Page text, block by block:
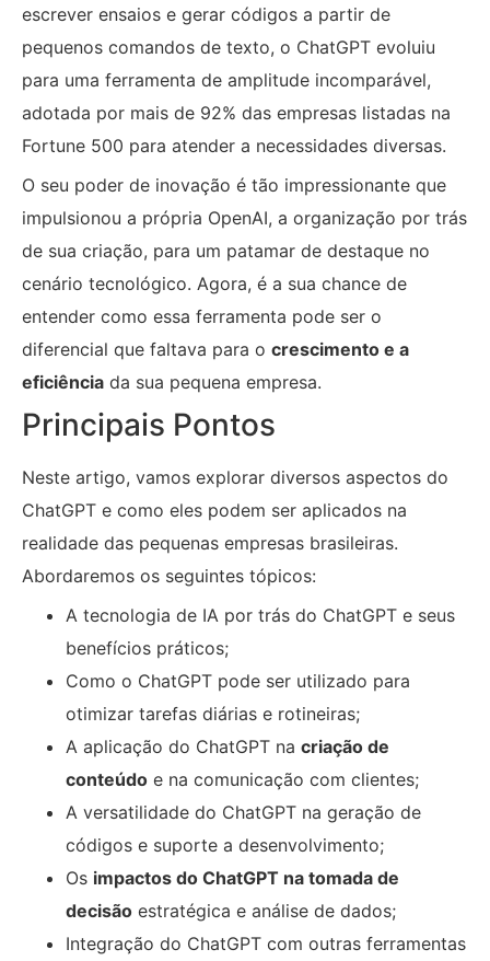
escrever ensaios e gerar códigos a partir de
pequenos comandos de texto, o ChatGPT evoluiu
para uma ferramenta de amplitude incomparável,
adotada por mais de 92% das empresas listadas na
Fortune 500 para atender a necessidades diversas.
O seu poder de inovação é tão impressionante que
impulsionou a própria OpenAI, a organização por trás
de sua criação, para um patamar de destaque no
cenário tecnológico. Agora, é a sua chance de
entender como essa ferramenta pode ser o
diferencial que faltava para o crescimento e a
eficiência da sua pequena empresa.
Principais Pontos
Neste artigo, vamos explorar diversos aspectos do
ChatGPT e como eles podem ser aplicados na
realidade das pequenas empresas brasileiras.
Abordaremos os seguintes tópicos:
A tecnologia de IA por trás do ChatGPT e seus
benefícios práticos;
Como o ChatGPT pode ser utilizado para
otimizar tarefas diárias e rotineiras;
A aplicação do ChatGPT na criação de
conteúdo e na comunicação com clientes;
A versatilidade do ChatGPT na geração de
códigos e suporte a desenvolvimento;
Os impactos do ChatGPT na tomada de
decisão estratégica e análise de dados;
Integração do ChatGPT com outras ferramentas